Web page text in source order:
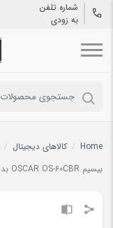
شماره تلفن
به زودی
Home
/ کالاهای دیجیتال /
بیسیم OSCAR OS-60CBR بدون پایه